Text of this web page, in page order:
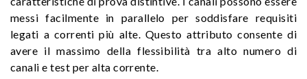
messi facilmente in parallelo per soddisfare requisiti
legati a correnti più alte. Questo attributo consente di
avere il massimo della flessibilità tra alto numero di
canali e test per alta corrente.